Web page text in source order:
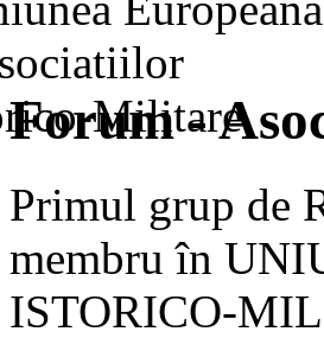
Forum -
Primul grup de
membru în
ISTORICO-